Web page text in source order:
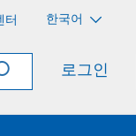
터 한국어
로그인